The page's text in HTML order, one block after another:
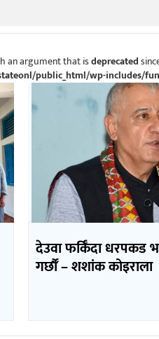
an argument that isdeprecated
public_html/wp-includes/
देउवा फर्किँदा धरपकड
गर्छौँं – शशांक कोइराला